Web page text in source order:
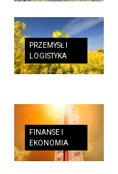
PRZEMYSŁ I
LOGISTYKA
FINANSE I
EKONOMIA